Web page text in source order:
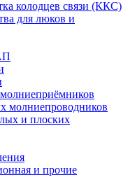
колодцев связи (ККС)
для люков и
молниепроводников
и плоских
и прочие